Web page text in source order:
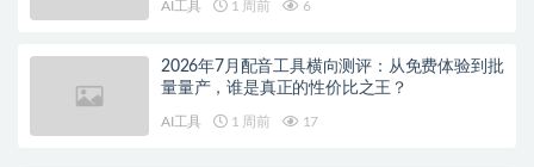
AI工具 1 周前 6
2026年7月配音工具横向测评：从免费体验到批
量量产，谁是真正的性价比之王？
AI工具 1 周前 17